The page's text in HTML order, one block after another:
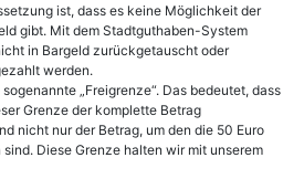
ist, dass es keine Möglichkeit der
gibt. Mit dem Stadtguthaben-System
in Bargeld zurückgetauscht oder
werden.
„Freigrenze“. Das bedeutet, dass
Grenze der komplette Betrag
nicht nur der Betrag, um den die 50 Euro
Diese Grenze halten wir mit unserem